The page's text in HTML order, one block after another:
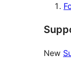
New